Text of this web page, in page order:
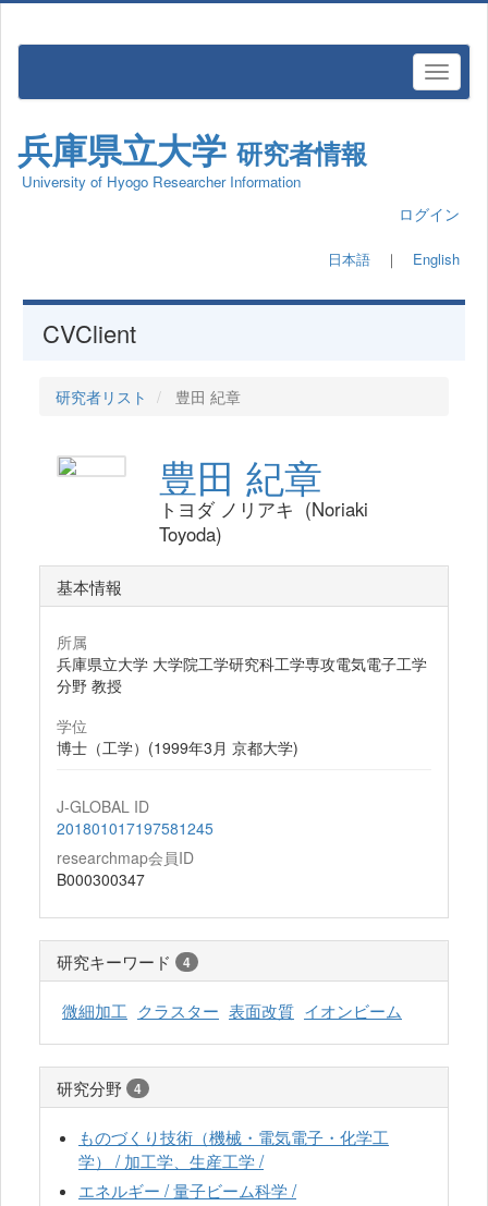
兵庫県立大学 研究者情報
University of Hyogo Researcher Information
ログイン
日本語 ｜ English
CVClient
研究者リスト 豊田 紀章
豊田 紀章
トヨダ ノリアキ (Noriaki
Toyoda)
基本情報
所属
兵庫県立大学 大学院工学研究科工学専攻電気電子工学
分野 教授
学位
博士（工学）(1999年3月 京都大学)
J-GLOBAL ID
201801017197581245
researchmap会員ID
B000300347
研究キーワード 4
微細加工 クラスター 表面改質 イオンビーム
研究分野 4
ものづくり技術（機械・電気電子・化学工
学） / 加工学、生産工学 /
エネルギー / 量子ビーム科学 /